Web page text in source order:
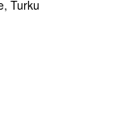
Turku